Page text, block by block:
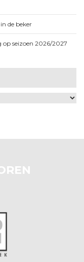
de beker
op seizoen 2026/2027